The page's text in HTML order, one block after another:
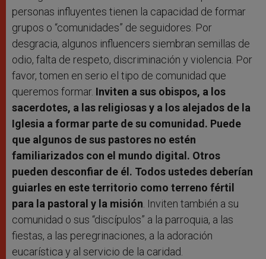
personas influyentes tienen la capacidad de formar
grupos o “comunidades” de seguidores. Por
desgracia, algunos influencers siembran semillas de
odio, falta de respeto, discriminación y violencia. Por
favor, tomen en serio el tipo de comunidad que
queremos formar. Inviten a sus obispos, a los
sacerdotes, a las religiosas y a los alejados de la
Iglesia a formar parte de su comunidad. Puede
que algunos de sus pastores no estén
familiarizados con el mundo digital. Otros
pueden desconfiar de él. Todos ustedes deberían
guiarles en este territorio como terreno fértil
para la pastoral y la misión . Inviten también a su
comunidad o sus “discípulos” a la parroquia, a las
fiestas, a las peregrinaciones, a la adoración
eucarística y al servicio de la caridad.